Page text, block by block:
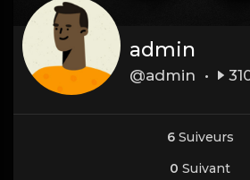
admin
@admin •
6Suiveurs
0 Suivant